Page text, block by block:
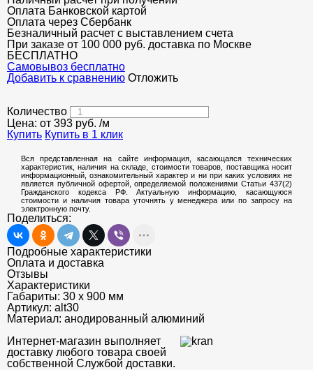
Оплата Банковской картой
Оплата через Сбербанк
Безналичный расчет с выставлением счета
При заказе от 100 000 руб. доставка по Москве
БЕСПЛАТНО
Cамовывоз бесплатно
Добавить к сравнению Отложить
Количество
Цена: от 393 руб. /м
Купить Купить в 1 клик
Вся представленная на сайте информация, касающаяся технических
характеристик, наличия на складе, стоимости товаров, поставщика носит
информационный, ознакомительный характер и ни при каких условиях не
является публичной офертой, определяемой положениями Статьи 437(2)
Гражданского кодекса РФ. Актуальную информацию, касающуюся
стоимости и наличия товара уточнять у менеджера или по запросу на
электронную почту.
Поделиться:
Подробные характеристики
Оплата и доставка
Отзывы
Характеристики
Габариты: 30 х 900 мм
Артикул: alt30
Материал: анодированный алюминий
Интернет-магазин выполняет
доставку любого товара своей
собственной Службой доставки.